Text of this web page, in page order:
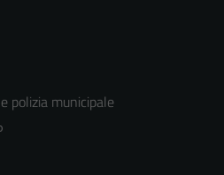
polizia municipale